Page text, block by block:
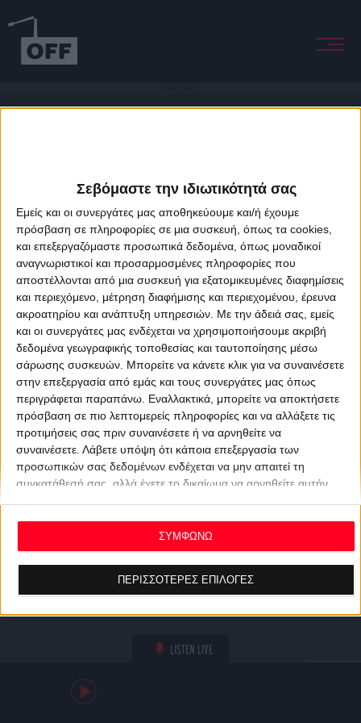
Σεβόμαστε την ιδιωτικότητά σας
Εμείς και οι συνεργάτες μας αποθηκεύουμε και/ή έχουμε
πρόσβαση σε πληροφορίες σε μια συσκευή, όπως τα cookies,
και επεξεργαζόμαστε προσωπικά δεδομένα, όπως μοναδικοί
αναγνωριστικοί και προσαρμοσμένες πληροφορίες που
αποστέλλονται από μια συσκευή για εξατομικευμένες διαφημίσεις
και περιεχόμενο, μέτρηση διαφήμισης και περιεχομένου, έρευνα
ακροατηρίου και ανάπτυξη υπηρεσιών. Με την άδειά σας, εμείς
και οι συνεργάτες μας ενδέχεται να χρησιμοποιήσουμε ακριβή
δεδομένα γεωγραφικής τοποθεσίας και ταυτοποίησης μέσω
σάρωσης συσκευών. Μπορείτε να κάνετε κλικ για να συναινέσετε
στην επεξεργασία από εμάς και τους συνεργάτες μας όπως
περιγράφεται παραπάνω. Εναλλακτικά, μπορείτε να αποκτήσετε
πρόσβαση σε πιο λεπτομερείς πληροφορίες και να αλλάξετε τις
προτιμήσεις σας πριν συναινέσετε ή να αρνηθείτε να
συναινέσετε. Λάβετε υπόψη ότι κάποια επεξεργασία των
προσωπικών σας δεδομένων ενδέχεται να μην απαιτεί τη
συγκατάθεσή σας, αλλά έχετε το δικαίωμα να αρνηθείτε αυτήν
ανακαλέσετε τη συγκατάθεσή σας ανά πάσα στιγμή
επιστρέφοντας σε αυτόν τον ιστότοπο και κάνοντας κλικ στο
κουμπί "Απορρήτου" στο κάτω μέρος της ιστοσελίδας.
ΠΕΡΙΣΣΟΤΕΡΕΣ ΕΠΙΛΟΓΕΣ
ΣΥΜΦΩΝΩ
LISTEN LIVE
About Offradio Business Class Terms & Conditions
Privacy Policy
Designed & developed byporcupine colors&Fotis Alexandrou